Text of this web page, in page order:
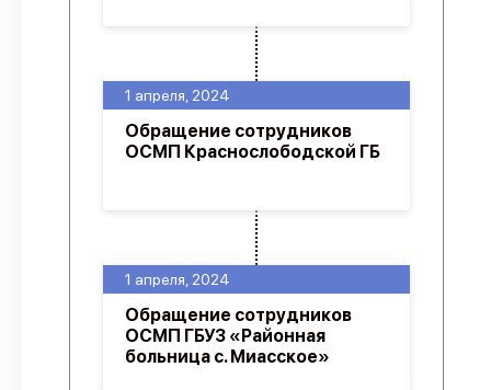
1 апреля, 2024
Обращение сотрудников
ОСМП ГБУЗ «Районная
больница с. Миасское»
1 апреля, 2024
Обращение сотрудников
ОСМП Краснослободской ГБ